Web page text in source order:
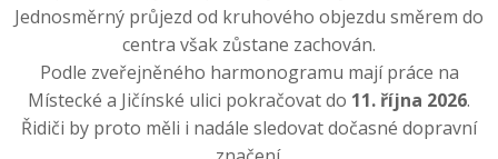
Jednosměrný průjezd od kruhového objezdu směrem do
centra však zůstane zachován.
Podle zveřejněného harmonogramu mají práce na
Místecké a Jičínské ulici pokračovat do 11. října 2026.
Řidiči by proto měli i nadále sledovat dočasné dopravní